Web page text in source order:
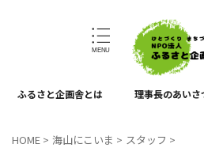
ふるさと企画舎とは 理事長のあいさ
HOME > 海山にこいま > スタッフ >